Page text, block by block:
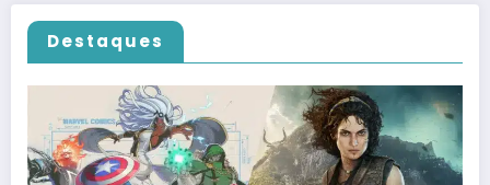
Destaques